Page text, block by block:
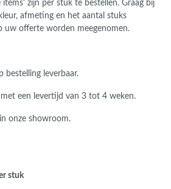
items' zijn per stuk te bestellen. Graag bij
afmeting en het aantal stuks
uw offerte worden meegenomen.
bestelling leverbaar.
een levertijd van 3 tot 4 weken.
onze showroom.
stuk